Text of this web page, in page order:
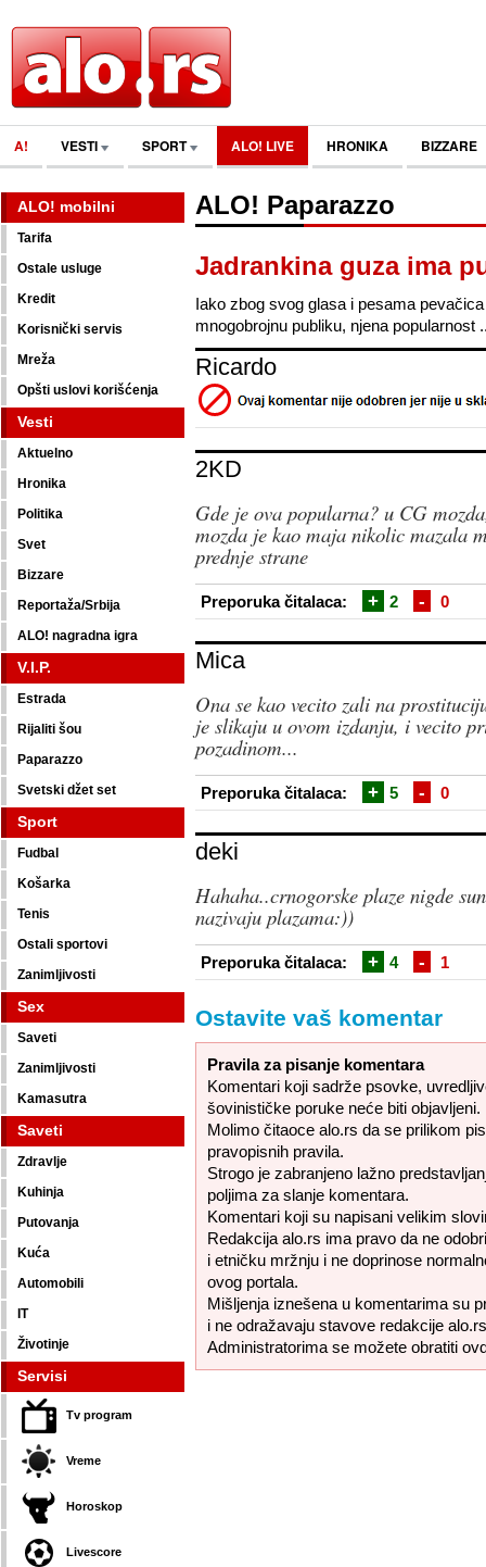
A! VESTI SPORT ALO! LIVE HRONIKA BIZZARE
ALO! mobilni
Tarifa
Ostale usluge
Kredit
Korisnički servis
Mreža
Opšti uslovi korišćenja
Vesti
Aktuelno
Hronika
Politika
Svet
Bizzare
Reportaža/Srbija
ALO! nagradna igra
V.I.P.
Estrada
Rijaliti šou
Paparazzo
Svetski džet set
Sport
Fudbal
Košarka
Tenis
Ostali sportovi
Zanimljivosti
Sex
Saveti
Zanimljivosti
Kamasutra
Saveti
Zdravlje
Kuhinja
Putovanja
Kuća
Automobili
IT
Životinje
Servisi
Tv program
Vreme
Horoskop
Livescore
ALO! Paparazzo
Jadrankina guza ima
Iako zbog svog glasa i pesama
mnogobrojnu publiku, njena popularnost
Ricardo
2KD
Gde je ova popularna? u CG
mozda je kao maja nikolic mazala
prednje strane
Preporuka čitalaca: + 2 - 0
Mica
Ona se kao vecito zali na
je slikaju u ovom izdanju, i vecito
pozadinom...
Preporuka čitalaca: + 5 - 0
deki
Hahaha..crnogorske plaze nigde
nazivaju plazama:))
Preporuka čitalaca: + 4 - 1
Ostavite vaš komentar
Pravila za pisanje komentara
Komentari koji sadrže psovke,
šovinističke poruke neće biti objavljeni.
Molimo čitaoce alo.rs da se prilikom
pravopisnih pravila.
Strogo je zabranjeno lažno
poljima za slanje komentara.
Komentari koji su napisani velikim
Redakcija alo.rs ima pravo da ne
i etničku mržnju i ne doprinose
ovog portala.
Mišljenja iznešena u komentarima su
i ne odražavaju stavove redakcije
Administratorima se možete obratiti